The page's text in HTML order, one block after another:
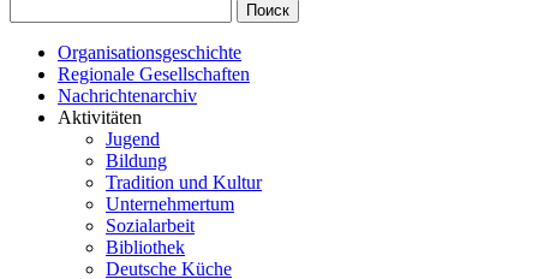
Поиск
Organisationsgeschichte
Regionale Gesellschaften
Nachrichtenarchiv
Aktivitäten
Jugend
Bildung
Tradition und Kultur
Unternehmertum
Sozialarbeit
Bibliothek
Deutsche Küche